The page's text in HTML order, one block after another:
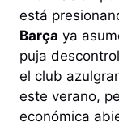
está
Barça ya
puja
el club
este verano,
económica